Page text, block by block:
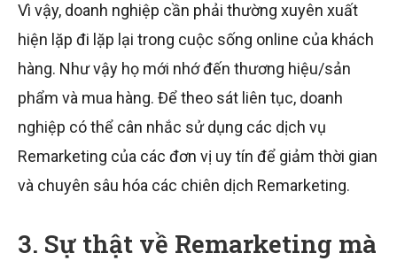
Vì vậy, doanh nghiệp cần phải thường xuyên xuất
hiện lặp đi lặp lại trong cuộc sống online của khách
hàng. Như vậy họ mới nhớ đến thương hiệu/sản
phẩm và mua hàng. Để theo sát liên tục, doanh
nghiệp có thể cân nhắc sử dụng các dịch vụ
Remarketing của các đơn vị uy tín để giảm thời gian
và chuyên sâu hóa các chiên dịch Remarketing.
3. Sự thật về Remarketing mà